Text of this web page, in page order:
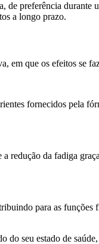
preferência
a longo prazo.
em que os efeitos se
fornecidos pela
redução da fadiga
para as
seu estado de